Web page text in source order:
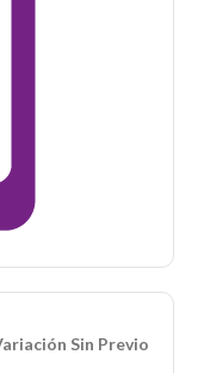
Sin Previo